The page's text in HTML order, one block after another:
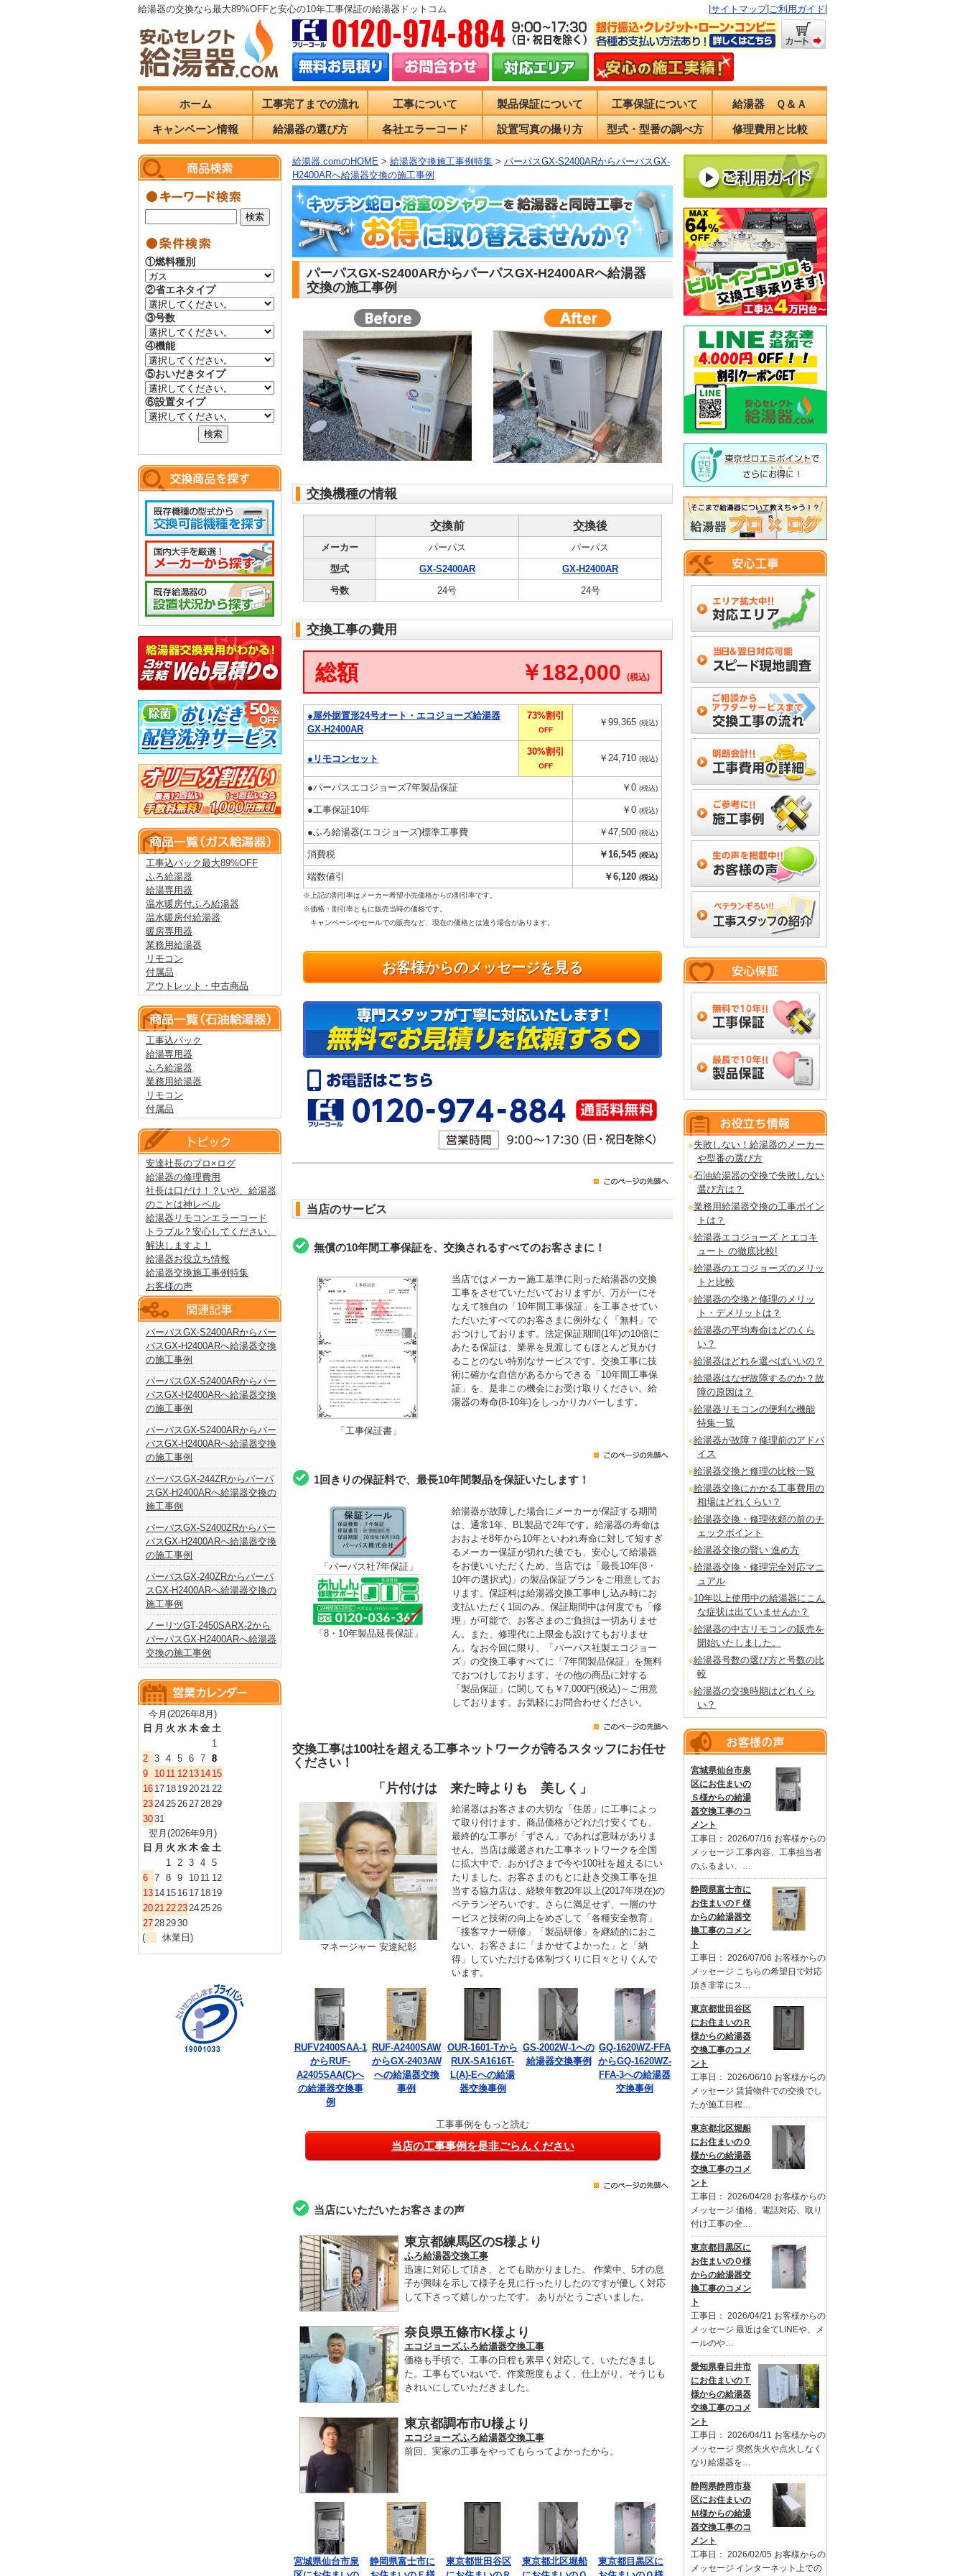
給湯器の交換なら最大89%OFFと安心の10年工事保証の給湯器ドットコム サイトマップ| ご利用ガイド
ホーム 工事完了までの流れ 工事について 製品保証について 工事保証について 給湯器 Ｑ＆Ａ
キャンペーン情報 給湯器の選び方 各社エラーコード 設置写真の撮り方 型式・型番の調べ方 修理費用と比較
①燃料種別
②省エネタイプ
③号数
④機能
⑤おいだきタイプ
⑥設置タイプ
工事込パック最大89%OFF
ふろ給湯器
給湯専用器
温水暖房付ふろ給湯器
温水暖房付給湯器
暖房専用器
業務用給湯器
リモコン
付属品
アウトレット・中古商品
工事込パック
給湯専用器
ふろ給湯器
業務用給湯器
リモコン
付属品
安達社長のプロ×ログ
給湯器の修理費用
社長は口だけ！？いや、給湯器
のことは神レベル
給湯器リモコンエラーコード
トラブル？安心してください、
解決しますよ！
給湯器お役立ち情報
給湯器交換施工事例特集
お客様の声
パーパスGX-S2400ARからパー
パスGX-H2400ARへ給湯器交換
の施工事例
パーパスGX-S2400ARからパー
パスGX-H2400ARへ給湯器交換
の施工事例
パーパスGX-S2400ARからパー
パスGX-H2400ARへ給湯器交換
の施工事例
パーパスGX-244ZRからパーパ
スGX-H2400ARへ給湯器交換の
施工事例
パーパスGX-S2400ZRからパー
パスGX-H2400ARへ給湯器交換
の施工事例
パーパスGX-240ZRからパーパ
スGX-H2400ARへ給湯器交換の
施工事例
ノーリツGT-2450SARX-2から
パーパスGX-H2400ARへ給湯器
交換の施工事例
今月(2026年8月)
日 月 火 水 木 金 土
1
2 3 4 5 6 7 8
9
10 11 12 13 14 15
16 17 18 19202122
23242526272829
3031
翌月(2026年9月)
日 月 火 水 木 金 土
1 2 3 4 5
6 7 8 9 10 11 12
13 14 15 16 17 18 19
20212223242526
27282930
(
休業日)
失敗しない！給湯器のメーカー
や型番の選び方
石油給湯器の交換で失敗しない
選び方は？
業務用給湯器交換の工事ポイン
トは？
給湯器エコジョーズ とエコキ
ュート の徹底比較!
給湯器のエコジョーズのメリッ
トと比較
給湯器の交換と修理のメリッ
ト・デメリットは？
給湯器の平均寿命はどのくら
い？
給湯器はどれを選べばいいの？
給湯器はなぜ故障するのか？故
障の原因は？
給湯器リモコンの便利な機能
特集一覧
給湯器が故障？修理前のアドバ
イス
給湯器交換と修理の比較一覧
給湯器交換にかかる工事費用の
相場はどれくらい？
給湯器交換・修理依頼の前のチ
ェックポイント
給湯器交換の賢い 進め方
給湯器交換・修理完全対応マニ
ュアル
10年以上使用中の給湯器にこん
な症状は出ていませんか？
給湯器の中古リモコンの販売を
開始いたしました。
給湯器号数の選び方と号数の比
較
給湯器の交換時期はどれくら
い？
宮城県仙台市泉
区にお住まいの
Ｓ様からの給湯
器交換工事のコ
メント
工事日： 2026/07/16 お客様からの
メッセージ 工事内容、工事担当者
のふるまい、…
静岡県富士市に
お住まいのＦ様
からの給湯器交
換工事のコメン
ト
工事日： 2026/07/06 お客様からの
メッセージ こちらの希望日で対応
頂き非常にス…
東京都世田谷区
にお住まいのＲ
様からの給湯器
交換工事のコメ
ント
工事日： 2026/06/10 お客様からの
メッセージ 賃貸物件での交換でし
たが施工日程…
東京都北区堀船
にお住まいのＯ
様からの給湯器
交換工事のコメ
ント
工事日： 2026/04/28 お客様からの
メッセージ 価格、電話対応、取り
付け工事の全…
東京都目黒区に
お住まいのＯ様
からの給湯器交
換工事のコメン
ト
工事日： 2026/04/21 お客様からの
メッセージ 最近は全てLINEや、メ
ールのや…
愛知県春日井市
にお住まいのＴ
様からの給湯器
交換工事のコメ
ント
工事日： 2026/04/11 お客様からの
メッセージ 突然失火や点火しなく
なり給湯器を…
静岡県静岡市葵
区にお住まいの
Ｍ様からの給湯
器交換工事のコ
メント
工事日： 2026/02/05 お客様からの
メッセージ インターネット上での
給湯器.comのHOME > 給湯器交換施工事例特集 > パーパスGX-S2400ARからパーパスGX-
H2400ARへ給湯器交換の施工事例
パーパスGX-S2400ARからパーパスGX-H2400ARへ給湯器
交換の施工事例
交換機種の情報
交換前 交換後
メーカー パーパス
パーパス
型式
GX-S2400AR
GX-H2400AR
号数
24号 24号
交換工事の費用
総額 ￥182,000 (税込)
●屋外据置形24号オート・エコジョーズ給湯器
GX-H2400AR
73%割引
OFF
￥99,365 (税込)
●リモコンセット
30%割引
OFF
￥24,710 (税込)
●パーパスエコジョーズ7年製品保証 ￥0 (税込)
●工事保証10年 ￥0 (税込)
●ふろ給湯器(エコジョーズ)標準工事費 ￥47,500 (税込)
消費税 ￥16,545 (税込)
端数値引 ￥6,120 (税込)
※上記の割引率はメーカー希望小売価格からの割引率です。
※価格・割引率ともに販売当時の価格です。
キャンペーンやセールでの販売など、現在の価格とは違う場合があります。
お客様からのメッセージを見る
当店のサービス
無償の10年間工事保証を、交換されるすべてのお客さまに！
「工事保証書」
当店ではメーカー施工基準に則った給湯器の交換
工事をさせていただいておりますが、万が一にそ
なえて独自の「10年間工事保証」を工事させてい
ただいたすべてのお客さまに例外なく「無料」で
おつけしております。法定保証期間(1年)の10倍に
あたる保証は、業界を見渡してもほとんど見かけ
ることのない特別なサービスです。交換工事に技
術に確かな自信があるからできる「10年間工事保
証」を、是非この機会にお受け取りください。給
湯器の寿命(8-10年)をしっかりカバーします。
1回きりの保証料で、最長10年間製品を保証いたします！
「パーパス社7年保証」
「8・10年製品延長保証」
給湯器が故障した場合にメーカーが保証する期間
は、通常1年、BL製品で2年です。給湯器の寿命は
おおよそ8年から10年といわれ寿命に対して短すぎ
るメーカー保証が切れた後でも、安心して給湯器
をお使いいただくため、当店では「最長10年(8・
10年の選択式)」の製品保証プランをご用意してお
ります。保証料は給湯器交換工事申し込み時にお
支払いただく1回のみ。保証期間中は何度でも「修
理」が可能で、お客さまのご負担は一切ありませ
ん。また、修理代に上限金も設けてもおりませ
ん。なお今回に限り、「パーパス社製エコジョー
ズ」の交換工事すべてに「7年間製品保証」を無料
でおつけしております。その他の商品に対する
「製品保証」に関しても￥7,000円(税込)～ご用意
しております。お気軽にお問合わせください。
交換工事は100社を超える工事ネットワークが誇るスタッフにお任せ
ください！
「片付けは 来た時よりも 美しく」
マネージャー 安達紀彰
給湯器はお客さまの大切な「住居」に工事によっ
て取り付けます。商品価格がどれだけ安くても、
最終的な工事が「ずさん」であれば意味がありま
せん。当店は厳選された工事ネットワークを全国
に拡大中で、おかげさまで今や100社を超えるにい
たりました。お客さまのもとに赴き交換工事を担
当する協力店は、経験年数20年以上(2017年現在)の
ベテランぞろいです。さらに満足せず、一層のサ
ービスと技術の向上をめざして「各種安全教育」
「接客マナー研修」「製品研修」を継続的におこ
ない、お客さまに「まかせてよかった」と「納
得」していただける体制づくりに日々とりくんで
います。
RUFV2400SAA-1
からRUF-
A2405SAA(C)へ
の給湯器交換事
例
RUF-A2400SAW
からGX-2403AW
への給湯器交換
事例
OUR-1601-Tから
RUX-SA1616T-
L(A)-Eへの給湯
器交換事例
GS-2002W-1への
給湯器交換事例
GQ-1620WZ-FFA
からGQ-1620WZ-
FFA-3への給湯器
交換事例
工事事例をもっと読む
当店の工事事例を是非ごらんください
当店にいただいたお客さまの声
東京都練馬区のS様より
ふろ給湯器交換工事
迅速に対応して頂き、とても助かりました。 作業中、5才の息
子が興味を示して様子を見に行ったりしたのですが優しく対応
して下さって嬉しかったです。 ありがとうございました。
奈良県五條市K様より
エコジョーズふろ給湯器交換工事
価格も手頃で、工事の日程も素早く対応して、いただきまし
た。工事もていねいで、作業態度もよく、仕上がり、そうじも
きれいにしていただきました。
東京都調布市U様より
エコジョーズふろ給湯器交換工事
前回、実家の工事をやってもらってよかったから。
宮城県仙台市泉
静岡県富士市に
東京都世田谷区
東京都北区堀船
東京都目黒区に